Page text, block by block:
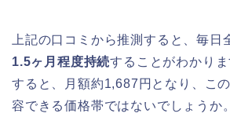
上記の口コミから推測すると、毎日
1.5ヶ月程度持続することがわかり
すると、月額約1,687円となり、こ
容できる価格帯ではないでしょうか。